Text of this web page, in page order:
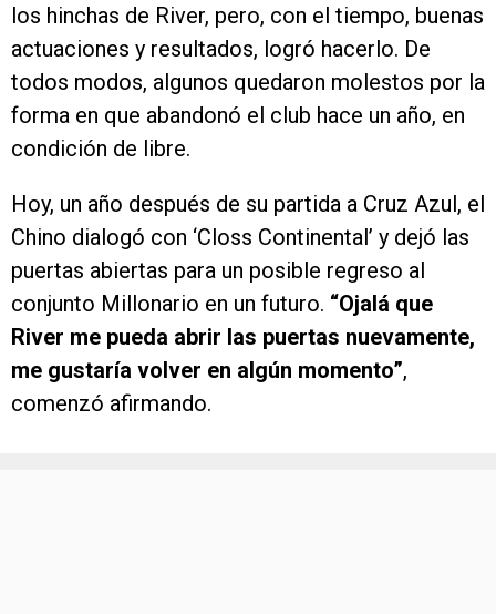
los hinchas de River, pero, con el tiempo, buenas
actuaciones y resultados, logró hacerlo. De
todos modos, algunos quedaron molestos por la
forma en que abandonó el club hace un año, en
condición de libre.
Hoy, un año después de su partida a Cruz Azul, el
Chino dialogó con ‘Closs Continental’ y dejó las
puertas abiertas para un posible regreso al
conjunto Millonario en un futuro. “Ojalá que
River me pueda abrir las puertas nuevamente,
me gustaría volver en algún momento”,
comenzó afirmando.